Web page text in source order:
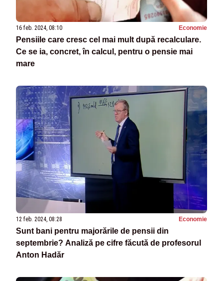
16 feb. 2024, 08:10 Economie
Pensiile care cresc cel mai mult după recalculare.
Ce se ia, concret, în calcul, pentru o pensie mai
mare
12 feb. 2024, 08:28 Economie
Sunt bani pentru majorările de pensii din
septembrie? Analiză pe cifre făcută de profesorul
Anton Hadăr